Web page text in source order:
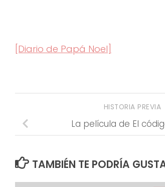
[Diario de Papá Noel]
HISTORIA PREVIA
La película de El
TAMBIÉN TE PODRÍA